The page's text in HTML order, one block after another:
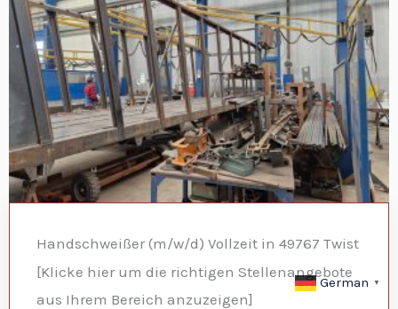
Handschweißer (m/w/d) Vollzeit in 49767 Twist
[Klicke hier um die richtigen Stellenangebote
aus Ihrem Bereich anzuzeigen]
German ▼